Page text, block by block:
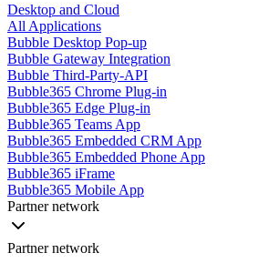
Desktop and Cloud
All Applications
Bubble Desktop Pop-up
Bubble Gateway Integration
Bubble Third-Party-API
Bubble365 Chrome Plug-in
Bubble365 Edge Plug-in
Bubble365 Teams App
Bubble365 Embedded CRM App
Bubble365 Embedded Phone App
Bubble365 iFrame
Bubble365 Mobile App
Partner network
Partner network